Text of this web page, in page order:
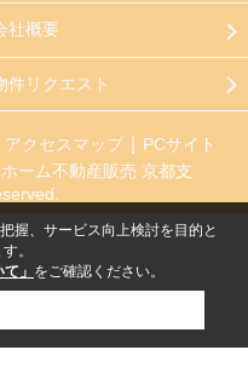
社概要
件リクエスト
アクセスマップ
PCサイト
ーム不動産販売 京都支
握、サービス向上検討を目的と
。
」 をご確認ください。